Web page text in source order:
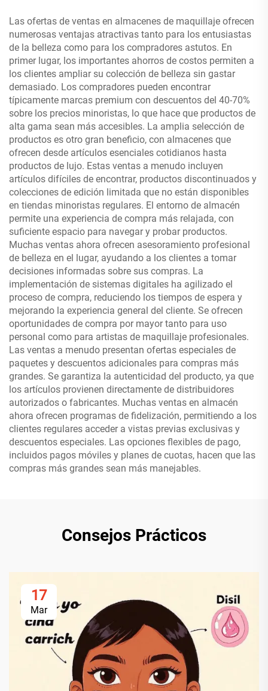
Las ofertas de ventas en almacenes de maquillaje ofrecen
numerosas ventajas atractivas tanto para los entusiastas
de la belleza como para los compradores astutos. En
primer lugar, los importantes ahorros de costos permiten a
los clientes ampliar su colección de belleza sin gastar
demasiado. Los compradores pueden encontrar
típicamente marcas premium con descuentos del 40-70%
sobre los precios minoristas, lo que hace que productos de
alta gama sean más accesibles. La amplia selección de
productos es otro gran beneficio, con almacenes que
ofrecen desde artículos esenciales cotidianos hasta
productos de lujo. Estas ventas a menudo incluyen
artículos difíciles de encontrar, productos discontinuados y
colecciones de edición limitada que no están disponibles
en tiendas minoristas regulares. El entorno de almacén
permite una experiencia de compra más relajada, con
suficiente espacio para navegar y probar productos.
Muchas ventas ahora ofrecen asesoramiento profesional
de belleza en el lugar, ayudando a los clientes a tomar
decisiones informadas sobre sus compras. La
implementación de sistemas digitales ha agilizado el
proceso de compra, reduciendo los tiempos de espera y
mejorando la experiencia general del cliente. Se ofrecen
oportunidades de compra por mayor tanto para uso
personal como para artistas de maquillaje profesionales.
Las ventas a menudo presentan ofertas especiales de
paquetes y descuentos adicionales para compras más
grandes. Se garantiza la autenticidad del producto, ya que
los artículos provienen directamente de distribuidores
autorizados o fabricantes. Muchas ventas en almacén
ahora ofrecen programas de fidelización, permitiendo a los
clientes regulares acceder a vistas previas exclusivas y
descuentos especiales. Las opciones flexibles de pago,
incluidos pagos móviles y planes de cuotas, hacen que las
compras más grandes sean más manejables.
Consejos Prácticos
17
Mar